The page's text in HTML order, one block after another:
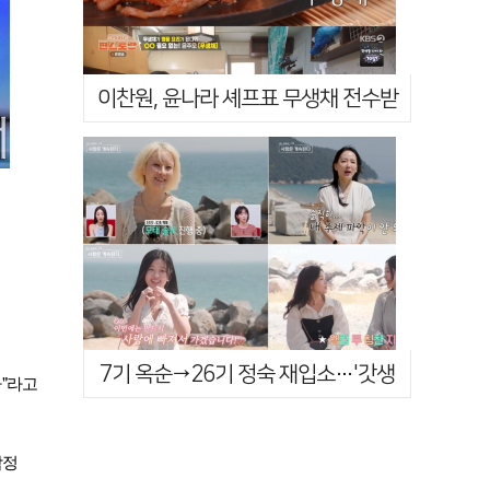
라고
이찬원, 윤나라 셰프표 무생채 전수받
았다…"차원이 다르다" 감탄('편스
토…
7기 옥순→26기 정숙 재입소…'갓생